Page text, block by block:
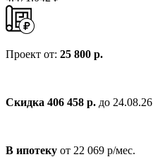
Проект от: 25 800 р.
Скидка 406 458 р. до 24.08.26
В ипотеку от 22 069 р/мес.